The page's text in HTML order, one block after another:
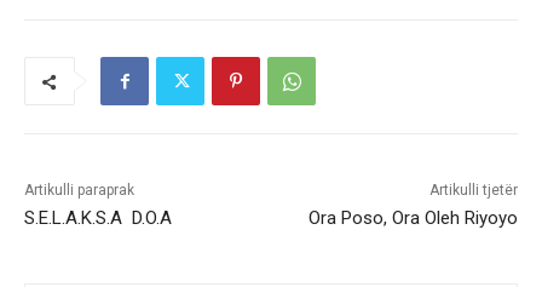
Artikulli paraprak
S.E.L.A.K.S.A D.O.A
Artikulli tjetër
Ora Poso, Ora Oleh Riyoyo